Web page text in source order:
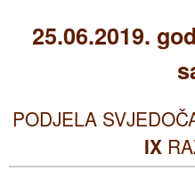
25.06.2019.
PODJELA
IX